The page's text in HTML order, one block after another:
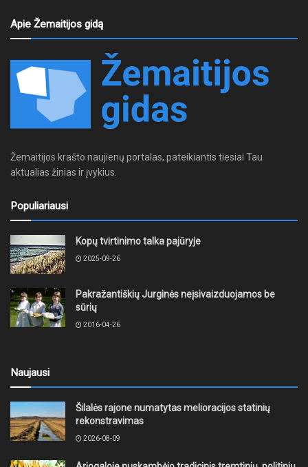
Apie Žemaitijos gidą
Žemaitijos krašto naujienų portalas, pateikiantis tiesiai Tau
aktualias žinias ir įvykius.
Populiariausi
Kopų tvirtinimo talka pajūryje
2025-09-26
Pakražantiškių Jurginės neįsivaizduojamos be
sūrių
2016-04-26
Naujausi
Šilalės rajone numatytas melioracijos statinių
rekonstravimas
2026-08-09